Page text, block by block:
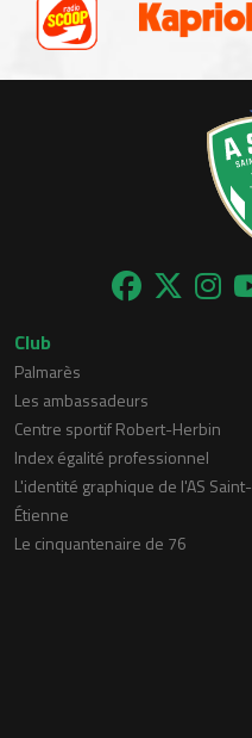
Club
Palmarès
Les ambassadeurs
Centre sportif Robert-Herbin
Index égalité professionnel
L'identité graphique de l'AS Saint-
Étienne
Le cinquantenaire de 76